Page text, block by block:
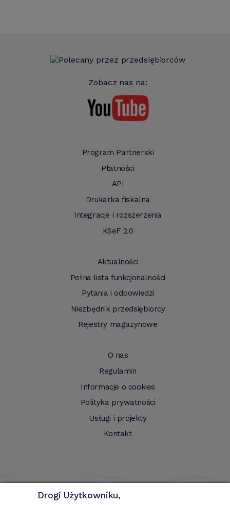
Zobacz nas na:
Program Partnerski
Płatności
API
Drukarka fiskalna
Integracje i rozszerzenia
KSeF 2.0
Aktualności
Pełna lista funkcjonalności
Pytania i odpowiedzi
Niezbędnik przedsiębiorcy
Rejestry magazynowe
O nas
Regulamin
Informacje o cookies
Polityka prywatności
Usługi i projekty
Kontakt
Drogi Użytkowniku,